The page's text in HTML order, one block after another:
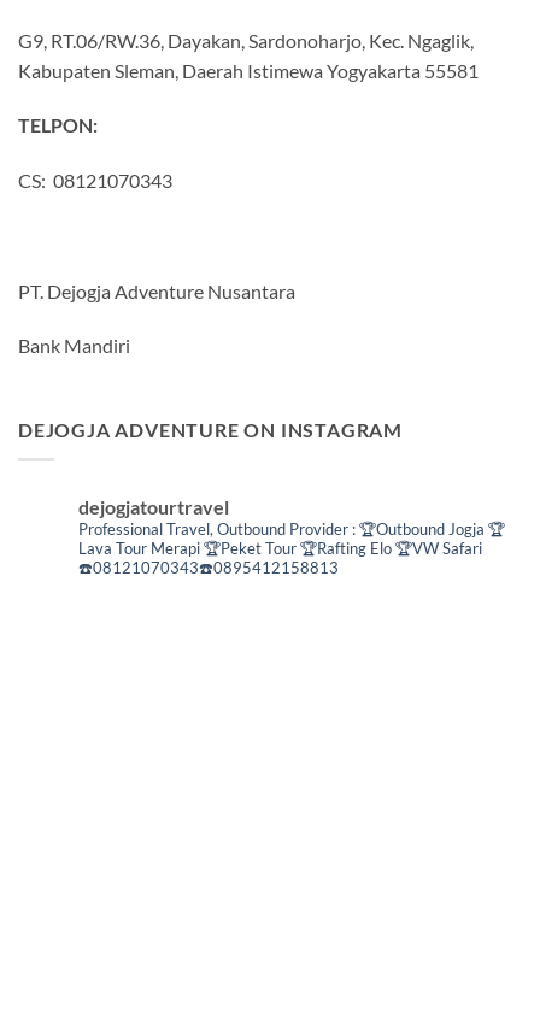
G9, RT.06/RW.36, Dayakan, Sardonoharjo, Kec. Ngaglik,
Kabupaten Sleman, Daerah Istimewa Yogyakarta 55581
TELPON:
CS: 08121070343
PT. Dejogja Adventure Nusantara
Bank Mandiri
DEJOGJA ADVENTURE ON INSTAGRAM
dejogjatourtravel
Professional Travel, Outbound Provider :🏆Outbound Jogja 🏆
Lava Tour Merapi🏆Peket Tour🏆Rafting Elo🏆VW Safari
☎️08121070343☎️0895412158813